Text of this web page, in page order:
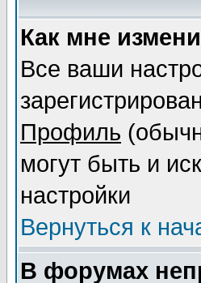
Как мне
Все ваши
Профиль
могут быть и
настройки
Вернуться к
В форумах